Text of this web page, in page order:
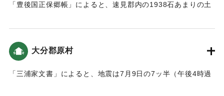
同七日夜風雨暴烈 椿山鳴動數囬終坼崩 山麓之馬場八川之
之離宮亦罹其災
各村之家屋田畑係其害者不少 加之秋稲不熟 人民大困苦
鳴呼時運之変
「豊後国正保郷帳」によると、速見郡内の1938石あまりの土
大分郡原村
「三浦家文書」によると、地震は7月9日の7ッ半（午後4時過